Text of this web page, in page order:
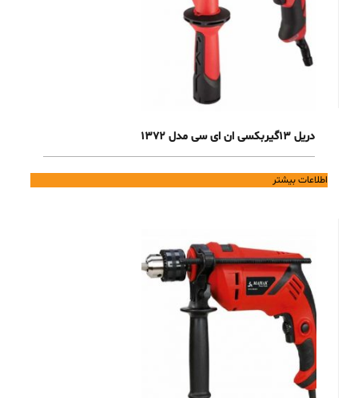
دریل 13گیربکسی ان ای سی مدل 1372
اطلاعات بیشتر